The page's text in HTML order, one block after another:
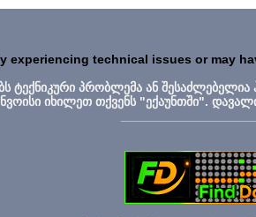
experiencing technical issues or may
ტექნიკური პრობლემა ან
იხილეთ თქვენს "ექაუნთში".